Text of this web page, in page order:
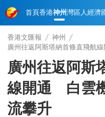
首頁香港神州灣區人經濟
香港文匯報
神州
廣州往返阿斯塔納首條直飛航
廣州往返阿斯
線開通 白雲
流攀升